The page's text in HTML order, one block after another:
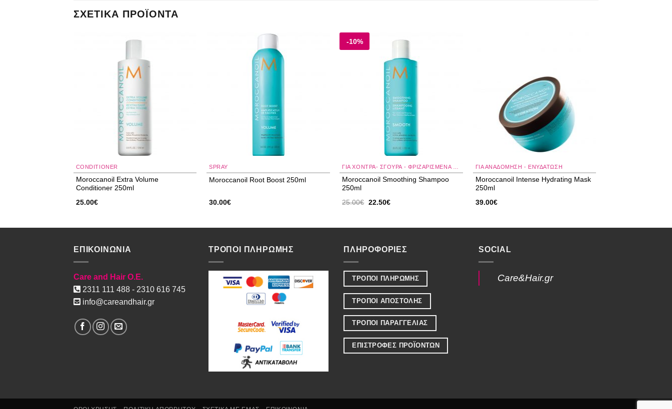
ΣΧΕΤΙΚΆ ΠΡΟΪΌΝΤΑ
CONDITIONER
Moroccanoil Extra Volume
Conditioner 250ml
25.00€
SPRAY
Moroccanoil Root Boost 250ml
30.00€
-10%
Moroccanoil Smoothing Shampoo
250ml
25.00€ Original
22.50€Η
22.50€.
ΓΙΑ ΑΝΑΔΌΜΗΣΗ - ΕΝΥΔΆΤΩΣΗ
Moroccanoil Intense Hydrating Mask
250ml
39.00€
ΕΠΙΚΟΙΝΩΝΙΑ
Care and Hair O.E.
2311 111 488 - 2310 616 745
info@careandhair.gr
ΤΡΟΠΟΙ ΠΛΗΡΩΜΗΣ ΠΛΗΡΟΦΟΡΙΕΣ
ΤΡΟΠΟΙ ΠΛΗΡΩΜΗΣ
ΤΡΟΠΟΙ ΑΠΟΣΤΟΛΗΣ
ΤΡΟΠΟΙ ΠΑΡΑΓΓΕΛΙΑΣ
ΕΠΙΣΤΡΟΦΕΣ ΠΡΟΪΟΝΤΩΝ
SOCIAL
Care&Hair.gr